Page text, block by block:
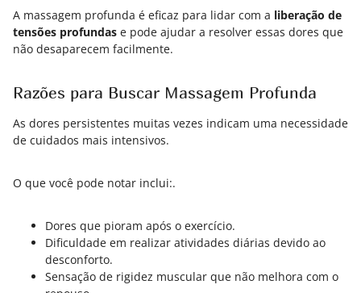
A massagem profunda é eficaz para lidar com a liberação de
tensões profundas e pode ajudar a resolver essas dores que
não desaparecem facilmente.
Razões para Buscar Massagem Profunda
As dores persistentes muitas vezes indicam uma necessidade
de cuidados mais intensivos.
O que você pode notar inclui:.
Dores que pioram após o exercício.
Dificuldade em realizar atividades diárias devido ao
desconforto.
Sensação de rigidez muscular que não melhora com o